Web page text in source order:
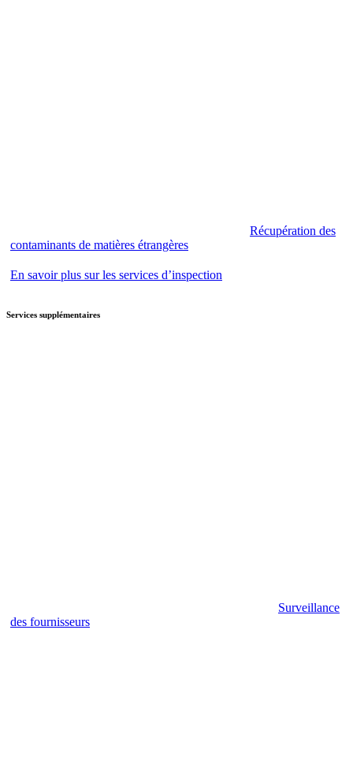
Récupération des
contaminants de matières étrangères
En savoir plus sur les services d’inspection
Services supplémentaires
Surveillance
des fournisseurs